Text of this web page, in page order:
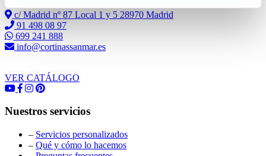
c/ Madrid nº 87 Local 1 y 5 28970 Madrid
91 498 08 97
699 241 888
info@cortinassanmar.es
VER CATÁLOGO
Nuestros servicios
– Servicios personalizados
– Qué y cómo lo hacemos